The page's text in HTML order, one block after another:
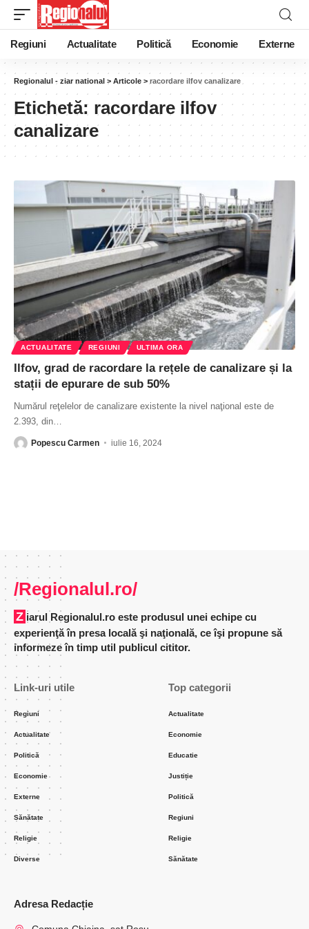
Regiuni Actualitate Politică Economie Externe
Regionalul - ziar national > Articole > racordare ilfov canalizare
Etichetă: racordare ilfov
canalizare
ACTUALITATE REGIUNI ULTIMA ORA
Ilfov, grad de racordare la rețele de canalizare și la
stații de epurare de sub 50%
Numărul reţelelor de canalizare existente la nivel naţional este de
2.393, din
Popescu Carmen iulie 16, 2024
/Regionalul.ro/
Ziarul Regionalul.ro este produsul unei echipe cu
experienţă în presa locală şi naţională, ce îşi propune să
informeze în timp util publicul cititor.
Link-uri utile
Regiuni
Actualitate
Politică
Economie
Externe
Sănătate
Religie
Diverse
Top categorii
Actualitate
Economie
Educatie
Justiție
Politică
Regiuni
Religie
Sănătate
Adresa Redacție